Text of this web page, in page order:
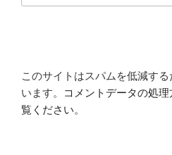
このサイトはスパムを低減す
います。
コメントデータの処
覧ください。